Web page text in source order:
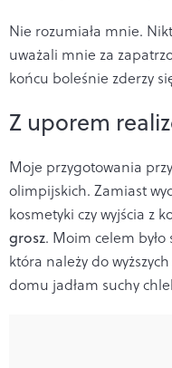
Nie rozumiała mnie.
uważali mnie za
końcu boleśnie zderzy
Z uporem
Moje przygotowania
olimpijskich. Zamiast
kosmetyki czy wyjścia z
grosz. Moim celem
która należy do
domu jadłam suchy